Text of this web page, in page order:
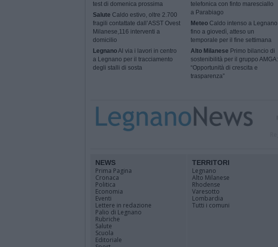
test di domenica prossima
Salute Caldo estivo, oltre 2.700
fragili contattate dall’ASST Ovest
Milanese,116 interventi a
domicilio
LegnanoAl via i lavori in centro
a Legnano per il tracciamento
degli stalli di sosta
telefonica con finto maresciallo
a Parabiago
MeteoCaldo intenso a Legnano
fino a giovedì, atteso un
temporale per il fine settimana
Alto Milanese Primo bilancio di
sostenibilità per il gruppo AMGA:
“Opportunità di crescita e
trasparenza”
NEWS
Prima Pagina
Cronaca
Politica
Economia
Eventi
Lettere in redazione
Palio di Legnano
Rubriche
Salute
Scuola
Editoriale
TERRITORI
Legnano
Alto Milanese
Rhodense
Varesotto
Lombardia
Tutti i comuni